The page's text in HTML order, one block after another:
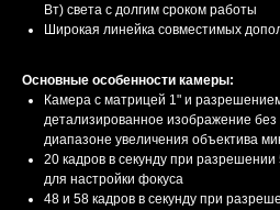
Вт) света с долгим сроком работы
Широкая линейка совместимых
Основные особенности камеры:
Камера с матрицей 1" и
детализированное изображение
диапазоне увеличения объектива
20 кадров в секунду при
для настройки фокуса
48 и 58 кадров в секунду при